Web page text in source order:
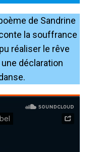
de Sandrine
la souffrance
réaliser le rêve
une déclaration